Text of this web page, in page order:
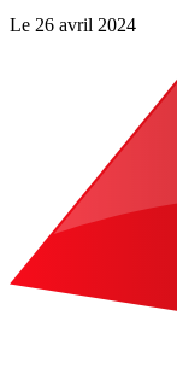
Le 26 avril 2024